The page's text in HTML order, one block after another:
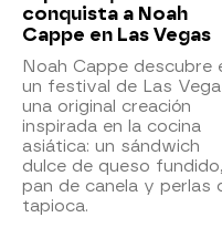
conquista a Noah
Cappe en Las Vegas
Noah Cappe descubre
un festival de Las
una original creación
inspirada en la cocina
asiática: un sándwich
dulce de queso fundido,
pan de canela y perlas
tapioca.